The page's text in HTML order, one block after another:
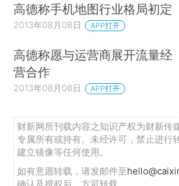
高德称手机地图行业格局初定
2013年08月08日 APP打开
高德称愿与运营商展开流量经
营合作
2013年08月08日 APP打开
财新网所刊载内容之知识产权为财新传
专属所有或持有。未经许可，禁止进行
建立镜像等任何使用。
如有意愿转载，请发邮件至
确认及授权后，方可转载。